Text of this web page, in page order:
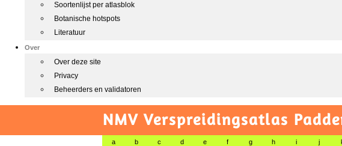
Soortenlijst per atlasblok
Botanische hotspots
Literatuur
Over
Over deze site
Privacy
Beheerders en validatoren
NMV Verspreidingsatlas
a b c d e f g h i j